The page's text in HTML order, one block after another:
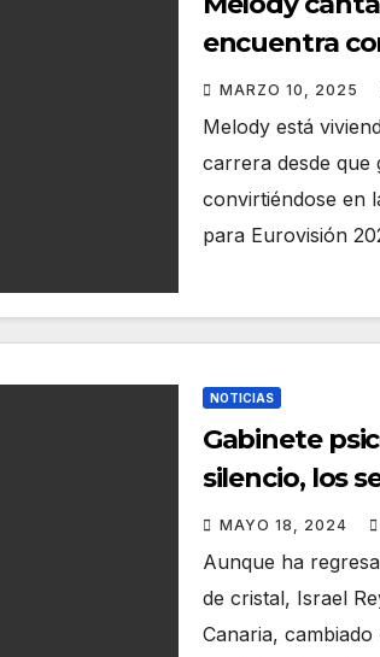
encuentra
Drag Queen
Palmas 2025
MARZO 10, 2025
Melody está
carrera desde que
convirtiéndose en
para Eurovisión
NOTICIAS
Gabinete
silencio, los
revelados
canario de
MAYO 18, 2024
Aunque ha
de cristal, Israel
Canaria,